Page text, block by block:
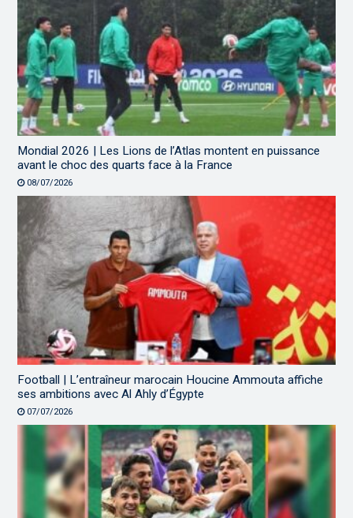
Mondial 2026 | Les Lions de l’Atlas montent en puissance
avant le choc des quarts face à la France
08/07/2026
Football | L’entraîneur marocain Houcine Ammouta affiche
ses ambitions avec Al Ahly d’Égypte
07/07/2026